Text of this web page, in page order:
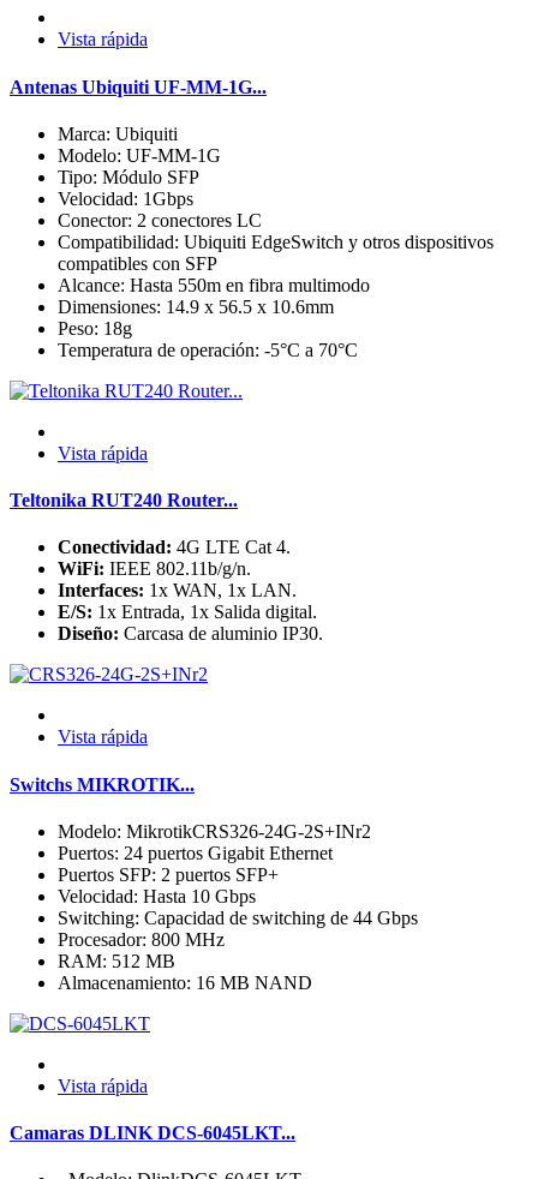
Vista rápida
Antenas Ubiquiti UF-MM-1G...
Marca: Ubiquiti
Modelo: UF-MM-1G
Tipo: Módulo SFP
Velocidad: 1Gbps
Conector: 2 conectores LC
Compatibilidad: Ubiquiti EdgeSwitch y otros dispositivos
compatibles con SFP
Alcance: Hasta 550m en fibra multimodo
Dimensiones: 14.9 x 56.5 x 10.6mm
Peso: 18g
Temperatura de operación: -5°C a 70°C
Vista rápida
Teltonika RUT240 Router...
Conectividad: 4G LTE Cat 4.
WiFi: IEEE 802.11b/g/n.
Interfaces: 1x WAN, 1x LAN.
E/S: 1x Entrada, 1x Salida digital.
Diseño: Carcasa de aluminio IP30.
Vista rápida
Switchs MIKROTIK...
Modelo: MikrotikCRS326-24G-2S+INr2
Puertos: 24 puertos Gigabit Ethernet
Puertos SFP: 2 puertos SFP+
Velocidad: Hasta 10 Gbps
Switching: Capacidad de switching de 44 Gbps
Procesador: 800 MHz
RAM: 512 MB
Almacenamiento: 16 MB NAND
Vista rápida
Camaras DLINK DCS-6045LKT...